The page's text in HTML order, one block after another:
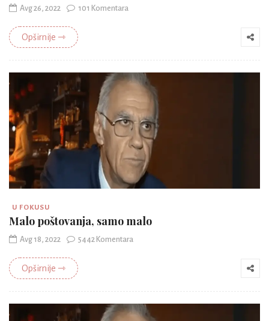
Avg 26, 2022 101 Komentara
Opširnije ⇾
U FOKUSU
Malo poštovanja, samo malo
Avg 18, 2022 5442 Komentara
Opširnije ⇾